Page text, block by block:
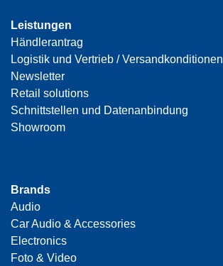
Leistungen
Händlerantrag
Logistik und Vertrieb / Versandkonditionen
Newsletter
Retail solutions
Schnittstellen und Datenanbindung
Showroom
Brands
Audio
Car Audio & Accessories
Electronics
Foto & Video